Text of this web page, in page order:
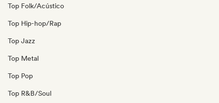
Top Folk/Acústico
Top Hip-hop/Rap
Top Jazz
Top Metal
Top Pop
Top R&B/Soul